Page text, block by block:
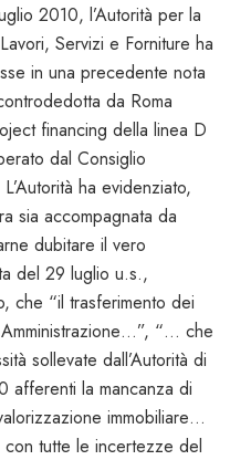
2010, l’Autorità per la
Servizi e Forniture ha
in una precedente nota
da Roma
financing della linea D
dal Consiglio
ha evidenziato,
sia accompagnata da
dubitare il vero
del 29 luglio u.s.,
che “il trasferimento dei
“… che
sollevate dall’Autorità di
afferenti la mancanza di
immobiliare…
con tutte le incertezze del